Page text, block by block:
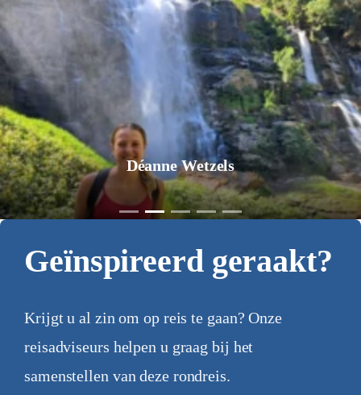
Jurgen Pol
Geïnspireerd geraakt?
Krijgt u al zin om op reis te gaan? Onze
reisadviseurs helpen u graag bij het
samenstellen van deze rondreis.